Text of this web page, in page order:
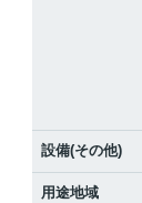
設備(その他)
用途地域